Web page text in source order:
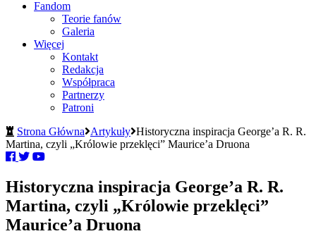
Fandom
Teorie fanów
Galeria
Więcej
Kontakt
Redakcja
Współpraca
Partnerzy
Patroni
Strona Główna Artykuły Historyczna inspiracja George’a R. R.
Martina, czyli „Królowie przeklęci” Maurice’a Druona
Historyczna inspiracja George’a R. R.
Martina, czyli „Królowie przeklęci”
Maurice’a Druona